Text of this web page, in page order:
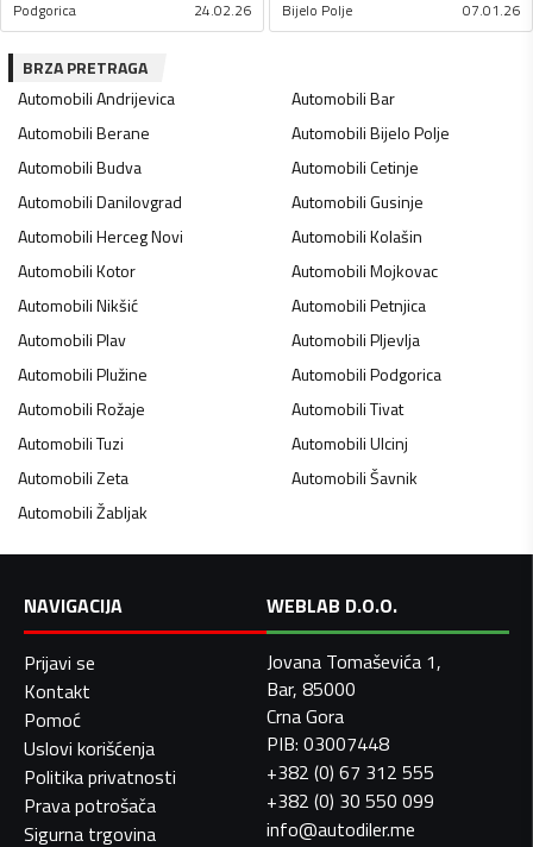
Podgorica 24.02.26 Bijelo Polje 07.01.26
BRZA PRETRAGA
AutomobiliAndrijevica AutomobiliBar
AutomobiliBerane AutomobiliBijelo Polje
AutomobiliBudva AutomobiliCetinje
AutomobiliDanilovgrad AutomobiliGusinje
AutomobiliHerceg Novi AutomobiliKolašin
AutomobiliKotor AutomobiliMojkovac
AutomobiliNikšić AutomobiliPetnjica
AutomobiliPlav AutomobiliPljevlja
AutomobiliPlužine AutomobiliPodgorica
AutomobiliRožaje AutomobiliTivat
AutomobiliTuzi AutomobiliUlcinj
AutomobiliZeta AutomobiliŠavnik
AutomobiliŽabljak
NAVIGACIJA
Prijavi se
Kontakt
Pomoć
Uslovi korišćenja
Politika privatnosti
Prava potrošača
Sigurna trgovina
WEBLAB D.O.O.
Jovana Tomaševića 1,
Bar, 85000
Crna Gora
PIB: 03007448
+382 (0) 67 312 555
+382 (0) 30 550 099
info@autodiler.me